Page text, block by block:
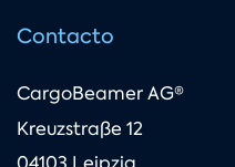
Contacto
CargoBeamer AG®
Kreuzstraße 12